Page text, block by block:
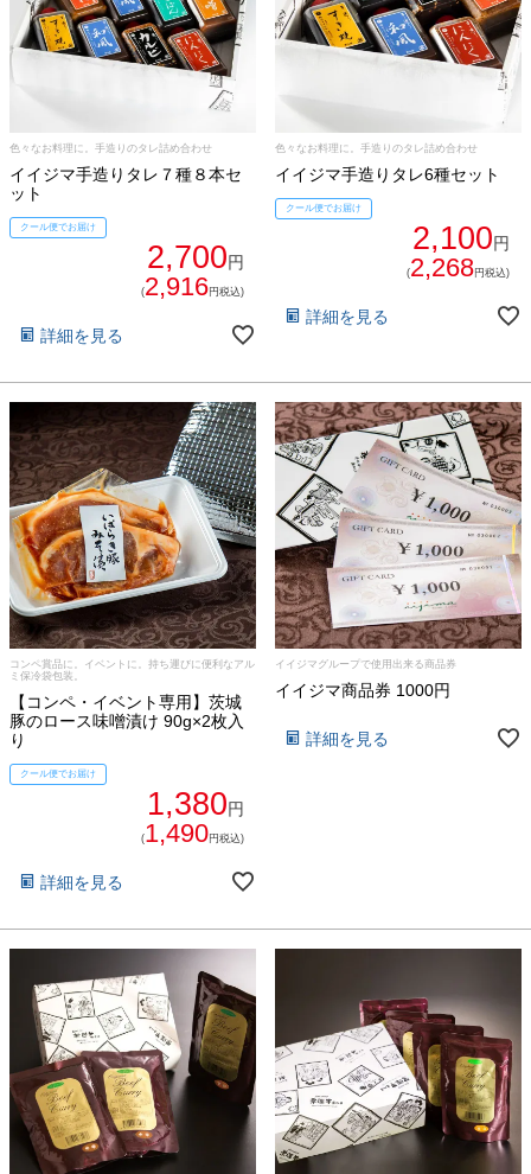
色々なお料理に。手造りのタレ詰め合わせ
イイジマ手造りタレ７種８本セ
ット
クール便でお届け
2,700円
(2,916円税込)
詳細を見る
色々なお料理に。手造りのタレ詰め合わせ
イイジマ手造りタレ6種セット
クール便でお届け
2,100円
(2,268円税込)
詳細を見る
コンペ賞品に。イベントに。持ち運びに便利なアル
ミ保冷袋包装。
【コンペ・イベント専用】茨城
豚のロース味噌漬け 90g×2枚入
り
クール便でお届け
1,380円
(1,490円税込)
詳細を見る
イイジマグループで使用出来る商品券
イイジマ商品券 1000円
詳細を見る